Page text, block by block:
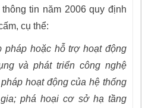
tin năm 2006 quy định
cụ thể:
pháp hoặc hỗ trợ hoạt động
và phát triển công nghệ
hoạt động của hệ thống
phá hoại cơ sở hạ tầng